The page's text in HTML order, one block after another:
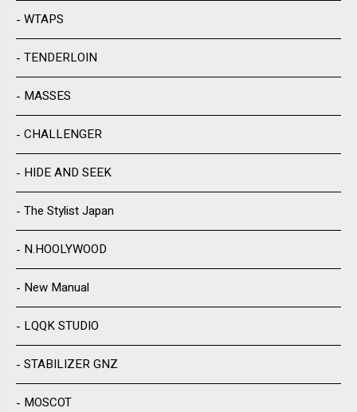
WTAPS
TENDERLOIN
MASSES
CHALLENGER
HIDE AND SEEK
The Stylist Japan
N.HOOLYWOOD
New Manual
LQQK STUDIO
STABILIZER GNZ
MOSCOT